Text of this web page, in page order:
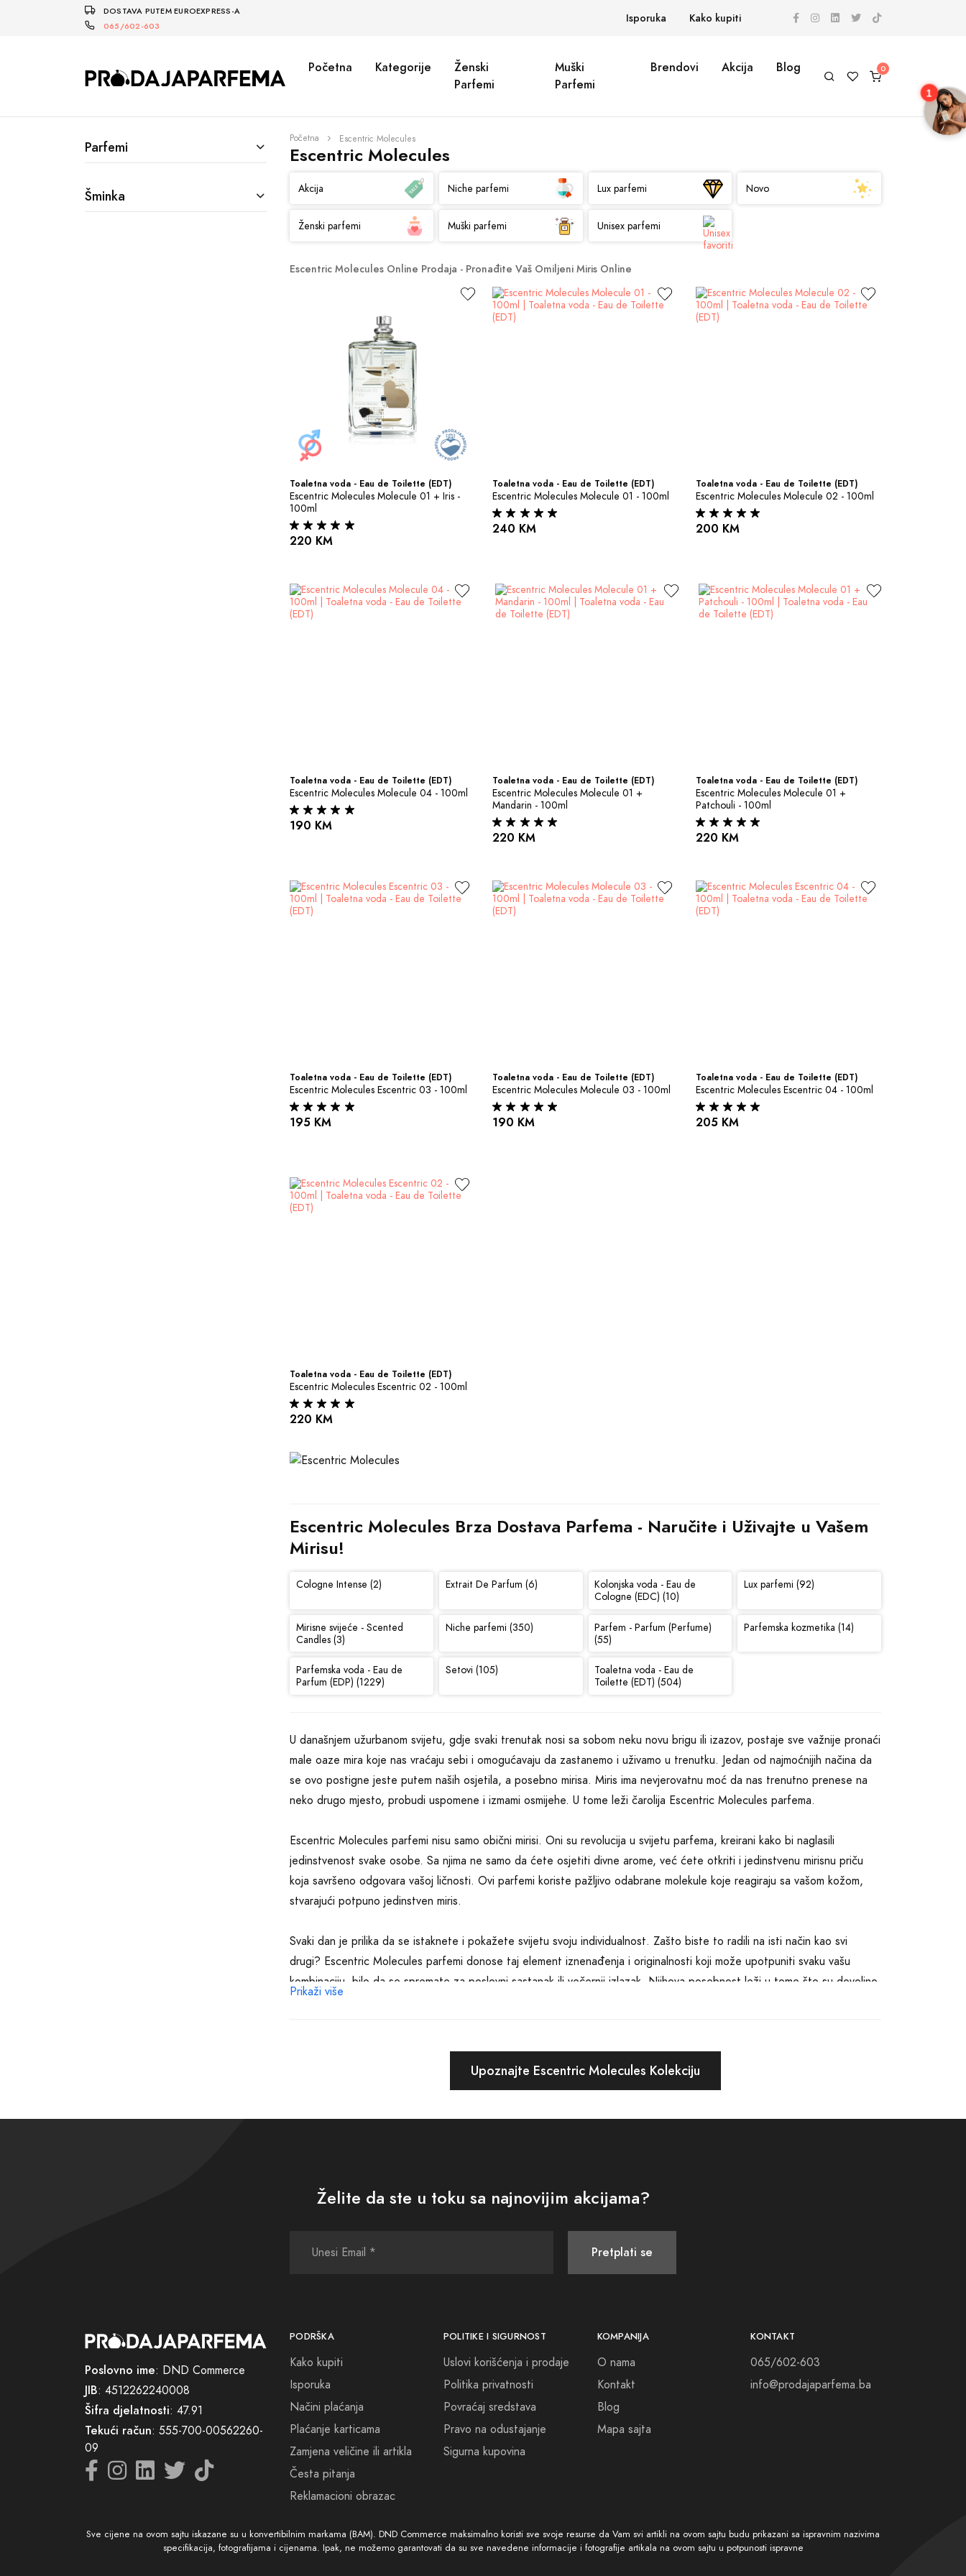
DOSTAVA PUTEM EUROEXPRESS-A
065/602-603
Isporuka Kako kupiti
Početna Kategorije
Ženski
Parfemi
Muški
Parfemi
Brendovi Akcija Blog
Parfemi
Šminka
Početna Escentric Molecules
Escentric Molecules
Akcija Niche parfemi Lux parfemi Novo
Ženski parfemi Muški parfemi Unisex parfemi
Escentric Molecules Online Prodaja - Pronađite Vaš Omiljeni Miris Online
Toaletna voda - Eau de Toilette (EDT)
Escentric Molecules Molecule 01 + Iris -
100ml
220 KM
Toaletna voda - Eau de Toilette (EDT)
Escentric Molecules Molecule 01 - 100ml
240 KM
Toaletna voda - Eau de Toilette (EDT)
Escentric Molecules Molecule 02 - 100ml
200 KM
Toaletna voda - Eau de Toilette (EDT)
Escentric Molecules Molecule 04 - 100ml
190 KM
Toaletna voda - Eau de Toilette (EDT)
Escentric Molecules Molecule 01 +
Mandarin - 100ml
220 KM
Toaletna voda - Eau de Toilette (EDT)
Escentric Molecules Molecule 01 +
Patchouli - 100ml
220 KM
Toaletna voda - Eau de Toilette (EDT)
Escentric Molecules Escentric 03 - 100ml
195 KM
Toaletna voda - Eau de Toilette (EDT)
Escentric Molecules Molecule 03 - 100ml
190 KM
Toaletna voda - Eau de Toilette (EDT)
Escentric Molecules Escentric 04 - 100ml
205 KM
Toaletna voda - Eau de Toilette (EDT)
Escentric Molecules Escentric 02 - 100ml
220 KM
Escentric Molecules Brza Dostava Parfema - Naručite i Uživajte u Vašem
Mirisu!
Cologne Intense (2) Extrait De Parfum (6)
Kolonjska voda - Eau de
Cologne (EDC) (10)
Lux parfemi (92)
Mirisne svijeće - Scented
Candles (3)
Niche parfemi (350)
Parfem - Parfum (Perfume)
(55)
Parfemska kozmetika (14)
Parfemska voda - Eau de
Parfum (EDP) (1229)
Setovi (105)
Toaletna voda - Eau de
Toilette (EDT) (504)
U današnjem užurbanom svijetu, gdje svaki trenutak nosi sa sobom neku novu brigu ili izazov, postaje sve važnije pronaći
male oaze mira koje nas vraćaju sebi i omogućavaju da zastanemo i uživamo u trenutku. Jedan od najmoćnijih načina da
se ovo postigne jeste putem naših osjetila, a posebno mirisa. Miris ima nevjerovatnu moć da nas trenutno prenese na
neko drugo mjesto, probudi uspomene i izmami osmijehe. U tome leži čarolija Escentric Molecules parfema.
Escentric Molecules parfemi nisu samo obični mirisi. Oni su revolucija u svijetu parfema, kreirani kako bi naglasili
jedinstvenost svake osobe. Sa njima ne samo da ćete osjetiti divne arome, već ćete otkriti i jedinstvenu mirisnu priču
koja savršeno odgovara vašoj ličnosti. Ovi parfemi koriste pažljivo odabrane molekule koje reagiraju sa vašom kožom,
stvarajući potpuno jedinstven miris.
Svaki dan je prilika da se istaknete i pokažete svijetu svoju individualnost. Zašto biste to radili na isti način kao svi
drugi? Escentric Molecules parfemi donose taj element iznenađenja i originalnosti koji može upotpuniti svaku vašu
kombinaciju, bilo da se spremate za poslovni sastanak ili večernji izlazak. Njihova posebnost leži u tome što su dovoljno
podsjećaju na to što je zaista važno - naše doživljaje, emocije i uspomene. Escentric Molecules parfemi su više od
običnih parfema, oni su ključevi koji otključavaju najsuptilnije emocije i osjećaje. Oni nisu samo dodatak vašem stilu, već i
potpis.
Ovo nije samo o mirisu. Ovo je o osjećaju koji taj miris budi u vama i oko vas. To je poziv na putovanje koje počinje
jednim špricom i traje cijeli dan. Dozvolite sebi da spojite vidljivo i nevidljivo, opipljivo i neopipljivo, pronađite svoje
jedinstvenost nije samo moguća, već je i blisko dostupna. Budite hrabri, budite drugačiji, budite jedinstveni – uz
Escentric Molecules parfeme, vaša lična aura zablistat će najsjajnijim mogućim svjetlom.
Prikaži više
Upoznajte Escentric Molecules Kolekciju
1
Želite da ste u toku sa najnovijim akcijama?
Pretplati se
Poslovno ime: DND Commerce
JIB: 4512262240008
Šifra djelatnosti: 47.91
Tekući račun: 555-700-00562260-
09
PODRŠKA
Kako kupiti
Isporuka
Načini plaćanja
Plaćanje karticama
Zamjena veličine ili artikla
Česta pitanja
Reklamacioni obrazac
POLITIKE I SIGURNOST
Uslovi korišćenja i prodaje
Politika privatnosti
Povraćaj sredstava
Pravo na odustajanje
Sigurna kupovina
KOMPANIJA
O nama
Kontakt
Blog
Mapa sajta
KONTAKT
065/602-603
info@prodajaparfema.ba
Sve cijene na ovom sajtu iskazane su u konvertibilnim markama (BAM). DND Commerce maksimalno koristi sve svoje resurse da Vam svi artikli na ovom sajtu budu prikazani sa ispravnim nazivima
specifikacija, fotografijama i cijenama. Ipak, ne možemo garantovati da su sve navedene informacije i fotografije artikala na ovom sajtu u potpunosti ispravne